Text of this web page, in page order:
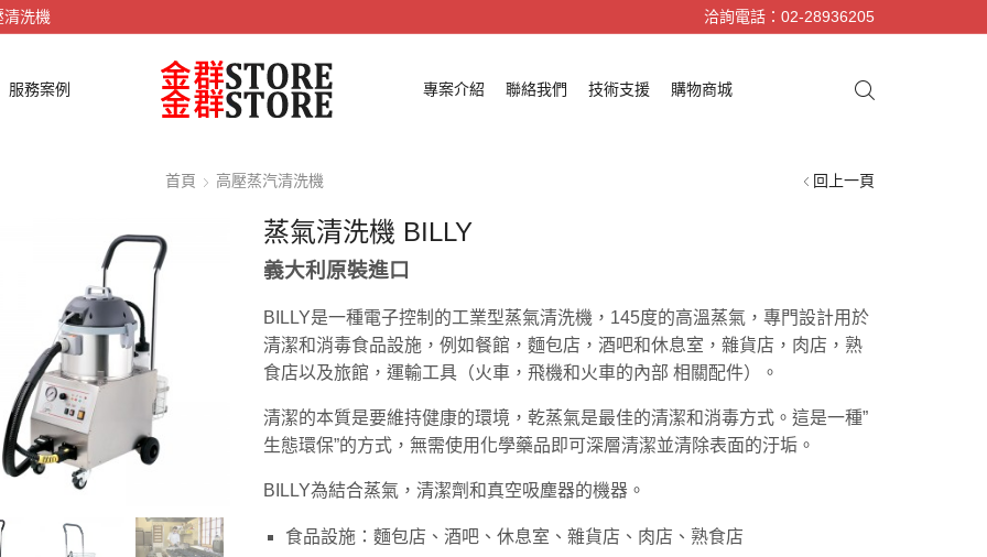
洗機 洽詢電話：02-28936205
服務案例 專案介紹 聯絡我們 技術支援 購物商城
首頁 高壓蒸汽清洗機 回上一頁
蒸氣清洗機 BILLY
義大利原裝進口
BILLY是一種電子控制的工業型蒸氣清洗機，145度的高溫蒸氣，專門設計用於
清潔和消毒食品設施，例如餐館，麵包店，酒吧和休息室，雜貨店，肉店，熟
食店以及旅館，運輸工具（火車，飛機和火車的內部 相關配件）。
清潔的本質是要維持健康的環境，乾蒸氣是最佳的清潔和消毒方式。這是一種”
生態環保”的方式，無需使用化學藥品即可深層清潔並清除表面的汙垢。
BILLY為結合蒸氣，清潔劑和真空吸塵器的機器。
食品設施：麵包店、酒吧、休息室、雜貨店、肉店、熟食店